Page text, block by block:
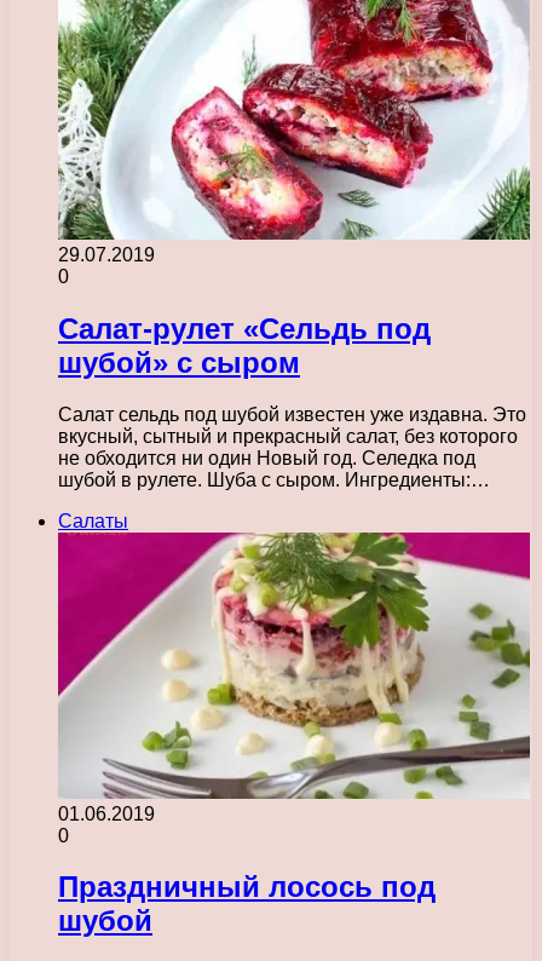
29.07.2019
0
Салат-рулет «Сельдь под
шубой» с сыром
Салат сельдь под шубой известен уже издавна. Это
вкусный, сытный и прекрасный салат, без которого
не обходится ни один Новый год. Селедка под
шубой в рулете. Шуба с сыром. Ингредиенты:…
Салаты
01.06.2019
0
Праздничный лосось под
шубой